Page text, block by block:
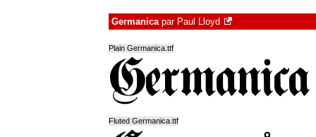
Germanicapar Paul Lloyd
Plain Germanica.ttf
Fluted Germanica.ttf